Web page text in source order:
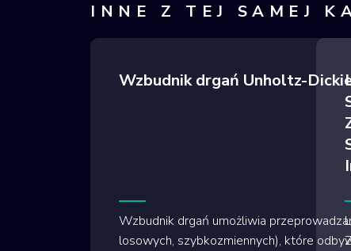
INNE Z TEJ SAMEJ
Wzbudnik drgań Unholtz-
Wzbudnik drgań umożliwia
losowych, szybkozmiennych), które